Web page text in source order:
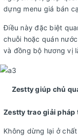
dựng menu giá bán
Điều này đặc biệt
chuỗi hoặc quán
và đồng bộ hương vị
Zestty giúp chủ
Zestty trao giải pháp
Không dừng lại ở